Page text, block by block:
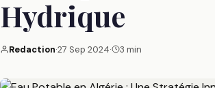
Hydrique
Redaction·27 Sep 2024· 3 min